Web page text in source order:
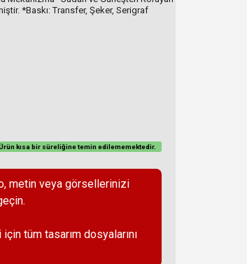
*Baskı: Transfer, Şeker, Serigraf
kısa bir süreliğine teminedilememektedir.
metin veya görsellerinizi
tüm tasarım dosyalarını